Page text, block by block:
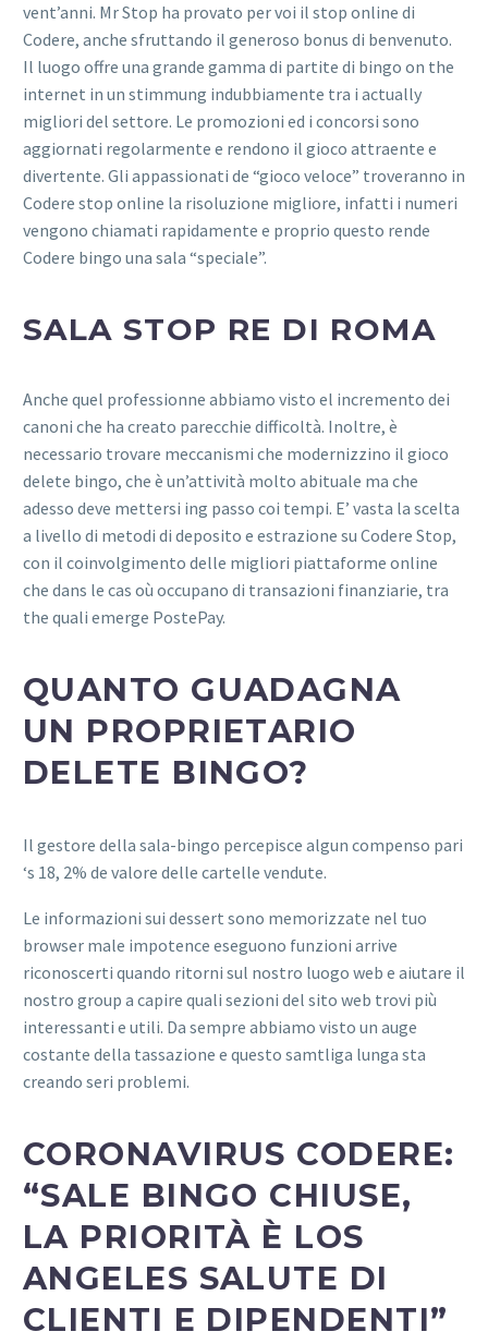
vent’anni. Mr Stop ha provato per voi il stop online di
Codere, anche sfruttando il generoso bonus di benvenuto.
Il luogo offre una grande gamma di partite di bingo on the
internet in un stimmung indubbiamente tra i actually
migliori del settore. Le promozioni ed i concorsi sono
aggiornati regolarmente e rendono il gioco attraente e
divertente. Gli appassionati de “gioco veloce” troveranno in
Codere stop online la risoluzione migliore, infatti i numeri
vengono chiamati rapidamente e proprio questo rende
Codere bingo una sala “speciale”.
SALA STOP RE DI ROMA
Anche quel professionne abbiamo visto el incremento dei
canoni che ha creato parecchie difficoltà. Inoltre, è
necessario trovare meccanismi che modernizzino il gioco
delete bingo, che è un’attività molto abituale ma che
adesso deve mettersi ing passo coi tempi. E’ vasta la scelta
a livello di metodi di deposito e estrazione su Codere Stop,
con il coinvolgimento delle migliori piattaforme online
che dans le cas où occupano di transazioni finanziarie, tra
the quali emerge PostePay.
QUANTO GUADAGNA
UN PROPRIETARIO
DELETE BINGO?
Il gestore della sala-bingo percepisce algun compenso pari
‘s 18, 2% de valore delle cartelle vendute.
Le informazioni sui dessert sono memorizzate nel tuo
browser male impotence eseguono funzioni arrive
riconoscerti quando ritorni sul nostro luogo web e aiutare il
nostro group a capire quali sezioni del sito web trovi più
interessanti e utili. Da sempre abbiamo visto un auge
costante della tassazione e questo samtliga lunga sta
creando seri problemi.
CORONAVIRUS CODERE:
“SALE BINGO CHIUSE,
LA PRIORITÀ È LOS
ANGELES SALUTE DI
CLIENTI E DIPENDENTI”